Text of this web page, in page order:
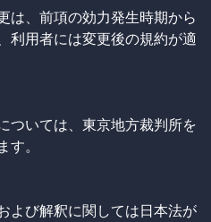
は、前項の効力発生時期から
利用者には変更後の規約が適
ついては、東京地方裁判所を
。
よび解釈に関しては日本法が